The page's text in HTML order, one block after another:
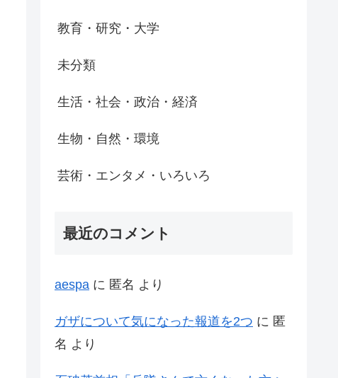
教育・研究・大学
未分類
生活・社会・政治・経済
生物・自然・環境
芸術・エンタメ・いろいろ
最近のコメント
aespa に 匿名 より
ガザについて気になった報道を2つ に 匿
名 より